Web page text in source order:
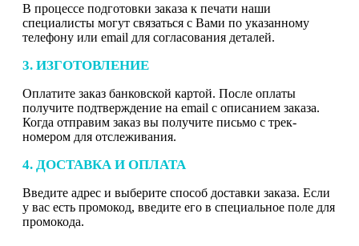
В процессе подготовки заказа к печати наши
специалисты могут связаться с Вами по указанному
телефону или email для согласования деталей.
3. ИЗГОТОВЛЕНИЕ
Оплатите заказ банковской картой. После оплаты
получите подтверждение на email с описанием заказа.
Когда отправим заказ вы получите письмо с трек-
номером для отслеживания.
4. ДОСТАВКА И ОПЛАТА
Введите адрес и выберите способ доставки заказа. Если
у вас есть промокод, введите его в специальное поле для
промокода.